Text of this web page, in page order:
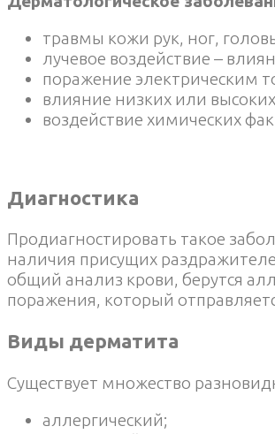
травмы кожи рук, ног,
лучевое воздействие –
поражение электрическим
влияние низких или
воздействие химических
Диагностика
Продиагностировать такое
наличия присущих
общий анализ крови, берутся
поражения, который
Виды дерматита
Существует множество
аллергический;